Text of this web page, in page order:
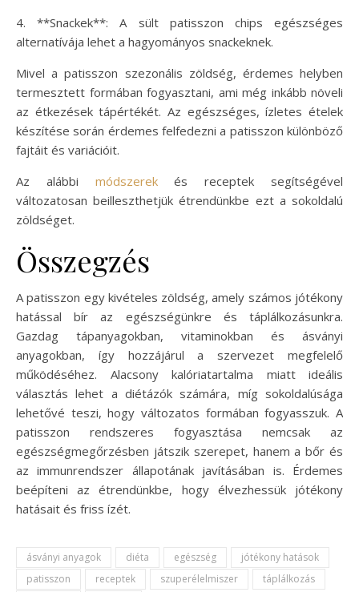
4. **Snackek**: A sült patisszon chips egészséges
alternatívája lehet a hagyományos snackeknek.
Mivel a patisszon szezonális zöldség, érdemes helyben
termesztett formában fogyasztani, ami még inkább növeli
az étkezések tápértékét. Az egészséges, ízletes ételek
készítése során érdemes felfedezni a patisszon különböző
fajtáit és variációit.
Az alábbi módszerekés receptek segítségével
változatosan beilleszthetjük étrendünkbe ezt a sokoldalú
zöldséget.
Összegzés
A patisszon egy kivételes zöldség, amely számos jótékony
hatással bír az egészségünkre és táplálkozásunkra.
Gazdag tápanyagokban, vitaminokban és ásványi
anyagokban, így hozzájárul a szervezet megfelelő
működéséhez. Alacsony kalóriatartalma miatt ideális
választás lehet a diétázók számára, míg sokoldalúsága
lehetővé teszi, hogy változatos formában fogyasszuk. A
patisszon rendszeres fogyasztása nemcsak az
egészségmegőrzésben játszik szerepet, hanem a bőr és
az immunrendszer állapotának javításában is. Érdemes
beépíteni az étrendünkbe, hogy élvezhessük jótékony
hatásait és friss ízét.
ásványi anyagok diéta egészség
jótékony hatások
patisszon
receptek szuperélelmiszer
táplálkozás